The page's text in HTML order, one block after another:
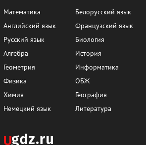
Математика
Английский язык
Русский язык
Алгебра
Геометрия
Физика
Химия
Немецкий язык
Белорусский язык
Французский язык
Биология
История
Информатика
ОБЖ
География
Литература